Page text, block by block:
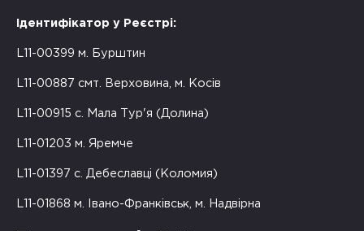
Ідентифікатор у Реєстрі:
L11-00399 м. Бурштин
L11-00887 смт. Верховина, м. Косів
L11-00915 с. Мала Тур'я (Долина)
L11-01203 м. Яремче
L11-01397 с. Дебеславці (Коломия)
L11-01868 м. Івано-Франківськ, м. Надвірна